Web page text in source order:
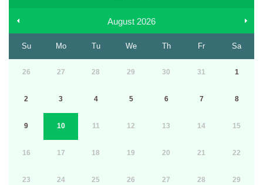
August 2026
Su Mo Tu We Th Fr Sa
26 27 28 29 30 31 1
2 3 4 5 6 7 8
9 10 11 12 13 14 15
16 17 18 19 20 21 22
23 24 25 26 27 28 29